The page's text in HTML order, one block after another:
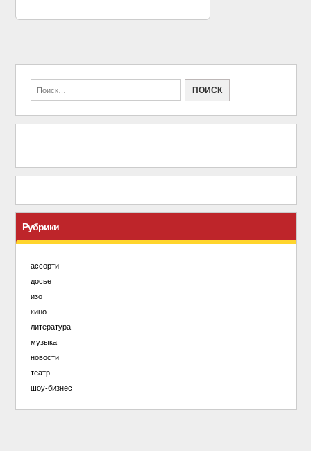
Рубрики
ассорти
досье
изо
кино
литература
музыка
новости
театр
шоу-бизнес